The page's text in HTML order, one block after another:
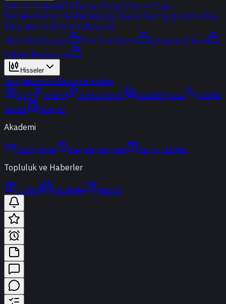
Yatırım FonlarıBES FonlarıBorsa Yatırım Fonu
Popüler Fonlar YeniBir Bakışta FonlarPortföy ŞirketleriFon
KarşılaştırmaFon Simülasyonu
Akıllı Para Sinyali
Ters Fon Arama
Çakışma Analizi
Sektör Rotasyonu
Hisseler
Yerli HisselerYabancı Hisseler
ETF
Kripto Altın & Döviz Vadeli Piyasa
Teknik
Analiz
Araçlar
Akademi
Canlı Yayın Geçmiş Yayınlar
Yayın Takvimi
Topluluk ve Haberler
t-Chat Haberler Yazılar